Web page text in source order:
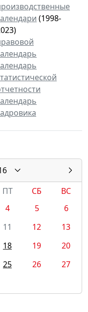
(1998-
ПТ СБ
ВС
4 5
6
11 12
13
18 19
20
25 26
27